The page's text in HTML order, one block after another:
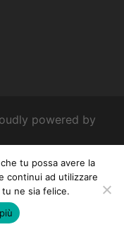
powered by
tu possa avere la
continui ad utilizzare
ne sia felice.